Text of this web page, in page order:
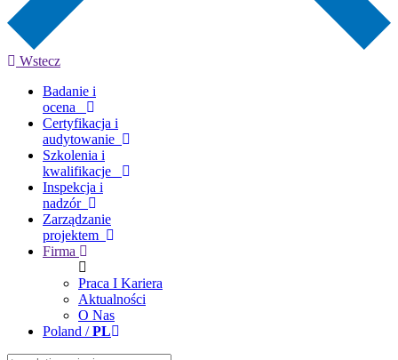
Wstecz
Badanie i
ocena
Certyfikacja i
audytowanie
Szkolenia i
kwalifikacje
Inspekcja i
nadzór
Zarządzanie
projektem
Firma
Praca I Kariera
Aktualności
O Nas
Poland /PL